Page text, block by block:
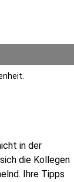
in der
die Kollegen
Ihre Tipps